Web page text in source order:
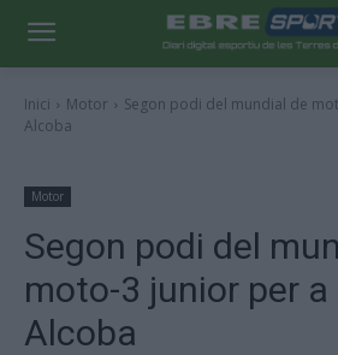
Inici Motor
Segon podi del mundial de
Alcoba
Motor
Segon podi del
moto-3 junior per
Alcoba